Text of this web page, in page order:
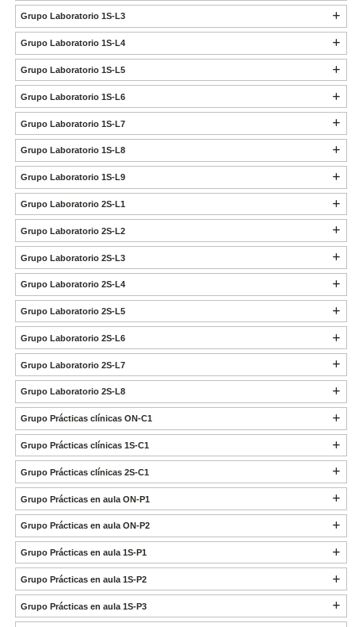
Grupo Laboratorio 1S-L3
Grupo Laboratorio 1S-L4
Grupo Laboratorio 1S-L5
Grupo Laboratorio 1S-L6
Grupo Laboratorio 1S-L7
Grupo Laboratorio 1S-L8
Grupo Laboratorio 1S-L9
Grupo Laboratorio 2S-L1
Grupo Laboratorio 2S-L2
Grupo Laboratorio 2S-L3
Grupo Laboratorio 2S-L4
Grupo Laboratorio 2S-L5
Grupo Laboratorio 2S-L6
Grupo Laboratorio 2S-L7
Grupo Laboratorio 2S-L8
Grupo Prácticas clínicas ON-C1
Grupo Prácticas clínicas 1S-C1
Grupo Prácticas clínicas 2S-C1
Grupo Prácticas en aula ON-P1
Grupo Prácticas en aula ON-P2
Grupo Prácticas en aula 1S-P1
Grupo Prácticas en aula 1S-P2
Grupo Prácticas en aula 1S-P3